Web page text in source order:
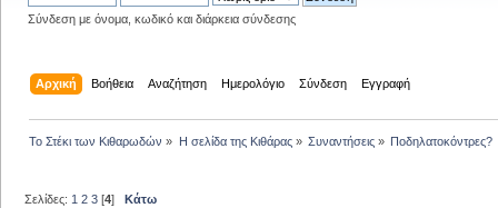
Σύνδεση με όνομα, κωδικό και διάρκεια σύνδεσης
Αρχική Βοήθεια Αναζήτηση Ημερολόγιο Σύνδεση Εγγραφή
Το Στέκι των Κιθαρωδών » Η σελίδα της Κιθάρας» Συναντήσεις» Ποδηλατοκόντρες?
Σελίδες: 1 2 3 [4]Κάτω